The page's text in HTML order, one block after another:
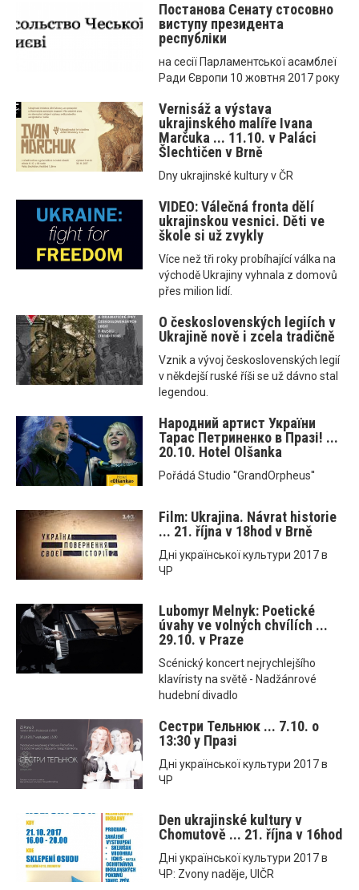
Постанова Сенату стосовно
виступу президента
республіки
на сесії Парламентської асамблеї
Ради Європи 10 жовтня 2017 року
Vernisáž a výstava
ukrajinského malíře Ivana
Marčuka ... 11.10. v Paláci
Šlechtičen v Brně
Dny ukrajinské kultury v ČR
VIDEO: Válečná fronta dělí
ukrajinskou vesnici. Děti ve
škole si už zvykly
Více než tři roky probíhající válka na
východě Ukrajiny vyhnala z domovů
přes milion lidí.
O československých legiích v
Ukrajině nově i zcela tradičně
Vznik a vývoj československých legií
v někdejší ruské říši se už dávno stal
legendou.
Народний артист України
Тарас Петриненко в Празі! ...
20.10. Hotel Olšanka
Pořádá Studio ''GrandOrpheus''
Film: Ukrajina. Návrat historie
... 21. října v 18hod v Brně
Днi української культури 2017 в
ЧР
Lubomyr Melnyk: Poetické
úvahy ve volných chvílích ...
29.10. v Praze
Scénický koncert nejrychlejšího
klavíristy na světě - Nadžánrové
hudební divadlo
Сестри Тельнюк ... 7.10. o
13:30 у Празі
Днi української культури 2017 в
ЧР
Den ukrajinské kultury v
Chomutově ... 21. října v 16hod
Днi української культури 2017 в
ЧР: Zvony naděje, UIČR